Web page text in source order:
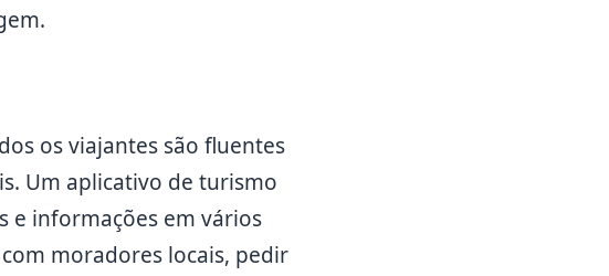
os viajantes são fluentes
Um aplicativo de turismo
e informações em vários
moradores locais, pedir